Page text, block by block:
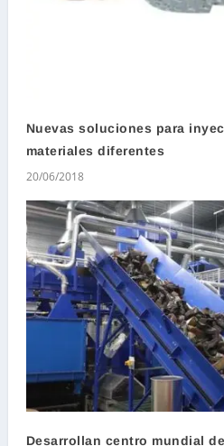
Nuevas soluciones para
materiales diferentes
20/06/2018
Desarrollan centro mundial